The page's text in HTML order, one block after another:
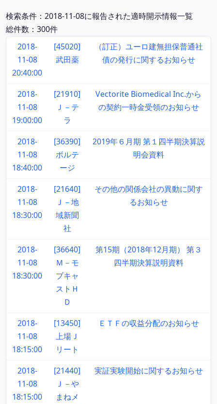
検索条件：2018-11-08に報告された適時開示情報一覧
総件数：300件
2018-
11-08
20:40:00
[45020]
武田薬
（訂正）ユーロ建無担保普通社
債の発行に関するお知らせ
2018-
11-08
19:00:00
[21910]
Ｊ－テ
ラ
Vectorite Biomedical Inc.から
の契約一時金受領のお知らせ
2018-
11-08
18:40:00
[36390]
ボルテ
ージ
2019年６月期 第１四半期決算説
明会資料
2018-
11-08
18:30:00
[21640]
Ｊ－地
域新聞
社
その他の関係会社の異動に関す
るお知らせ
2018-
11-08
18:30:00
[36640]
Ｍ－モ
ブキャ
ストＨ
Ｄ
第15期（2018年12月期） 第３
四半期決算説明資料
2018-
11-08
18:15:00
[13450]
上場Ｊ
リート
ＥＴＦの収益分配のお知らせ
2018-
11-08
18:15:00
[21440]
Ｊ－や
まねメ
実証実験開始に関するお知らせ